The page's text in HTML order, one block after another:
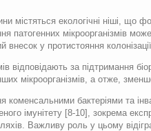
містяться екологічні ніші,
патогенних мікроорганізмів
внесок у протистояння
відповідають за підтримання
мікроорганізмів, а отже,
коменсальними бактеріями та
імунітету [8-10], зокрема
Важливу роль у цьому